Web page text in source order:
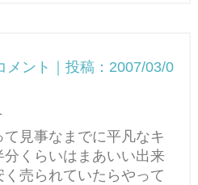
メント｜投稿：2007/03/0
見事なまでに平凡なキ
くらいはまあいい出来
売られていたらやって